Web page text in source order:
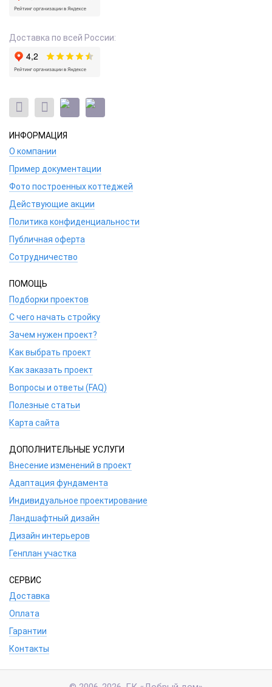
Доставка по всей России:
ИНФОРМАЦИЯ
О компании
Пример документации
Фото построенных коттеджей
Действующие акции
Политика конфиденциальности
Публичная оферта
Сотрудничество
ПОМОЩЬ
Подборки проектов
С чего начать стройку
Зачем нужен проект?
Как выбрать проект
Как заказать проект
Вопросы и ответы (FAQ)
Полезные статьи
Карта сайта
ДОПОЛНИТЕЛЬНЫЕ УСЛУГИ
Внесение изменений в проект
Адаптация фундамента
Индивидуальное проектирование
Ландшафтный дизайн
Дизайн интерьеров
Генплан участка
СЕРВИС
Доставка
Оплата
Гарантии
Контакты